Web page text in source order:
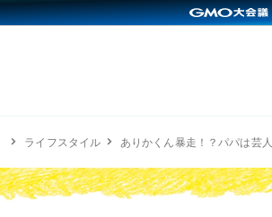
ライフスタイル ありかくん暴走！？パパは芸人